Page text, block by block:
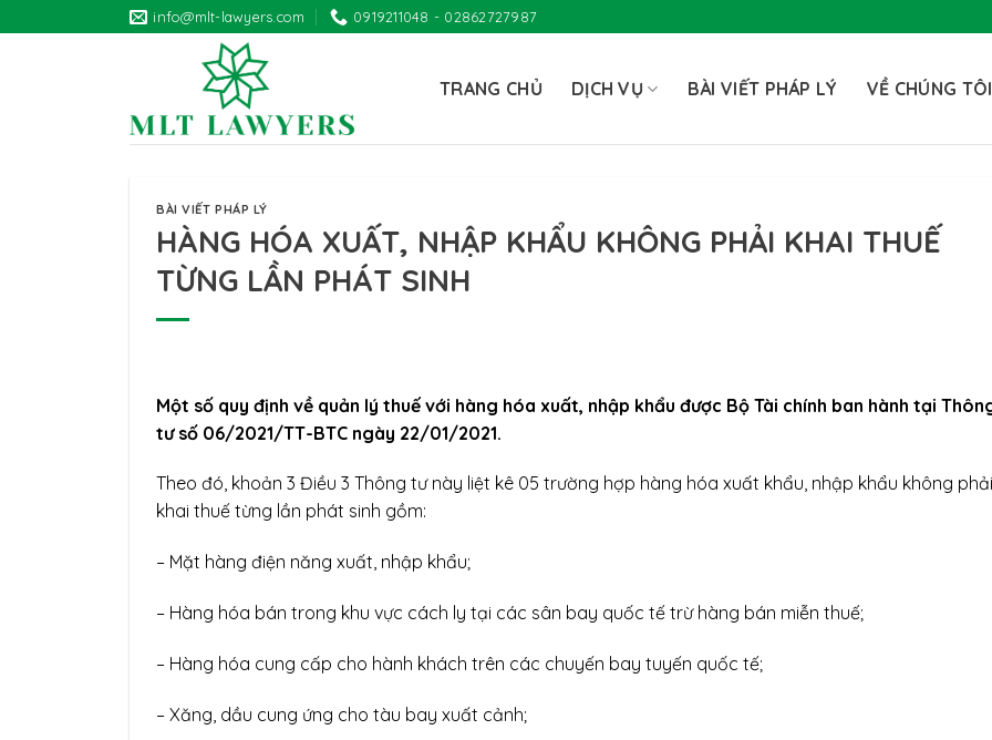
info@mlt-lawyers.com 0919211048 - 02862727987
TRANG CHỦ DỊCH VỤ BÀI VIẾT PHÁP LÝ VỀ CHÚNG TÔI
BÀI VIẾT PHÁP LÝ
HÀNG HÓA XUẤT, NHẬP KHẨU KHÔNG PHẢI KHAI THUẾ
TỪNG LẦN PHÁT SINH
Một số quy định về quản lý thuế với hàng hóa xuất, nhập khẩu được Bộ Tài chính ban hành tại
tư số 06/2021/TT-BTC ngày 22/01/2021.
Theo đó, khoản 3 Điều 3 Thông tư này liệt kê 05 trường hợp hàng hóa xuất khẩu, nhập khẩu không phải
khai thuế từng lần phát sinh gồm:
– Mặt hàng điện năng xuất, nhập khẩu;
– Hàng hóa bán trong khu vực cách ly tại các sân bay quốc tế trừ hàng bán miễn thuế;
– Hàng hóa cung cấp cho hành khách trên các chuyến bay tuyến quốc tế;
– Xăng, dầu cung ứng cho tàu bay xuất cảnh;